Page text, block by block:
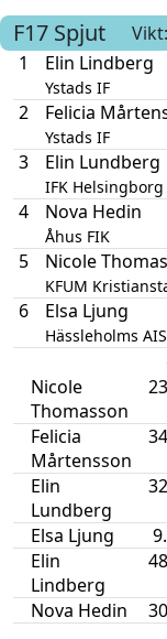
F17 Spjut
1
Elin Lindberg
Ystads IF
2 Felicia
Ystads IF
3 Elin Lundberg
IFK Helsingborg
4 Nova Hedin
Åhus FIK
5 Nicole
KFUM
6 Elsa Ljung
Hässleholms AIS
Nicole
Thomasson
Felicia
Mårtensson
Elin
Lundberg
Elsa Ljung
Elin
Lindberg
Nova Hedin